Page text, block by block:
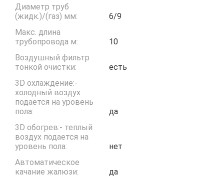
Диаметр труб
(жидк.)/(газ) мм:
6/9
Макс. длина
трубопровода м:
10
Воздушный фильтр
тонкой очистки:
есть
3D охлаждение:-
холодный воздух
подается на уровень
пола:
да
3D обогрев:- теплый
воздух подается на
уровень пола:
нет
Автоматическое
качание жалюзи:
да